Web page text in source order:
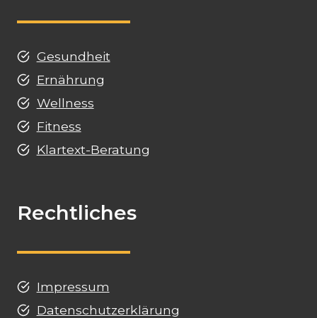
Gesundheit
Ernährung
Wellness
Fitness
Klartext-Beratung
Rechtliches
Impressum
Datenschutzerklärung